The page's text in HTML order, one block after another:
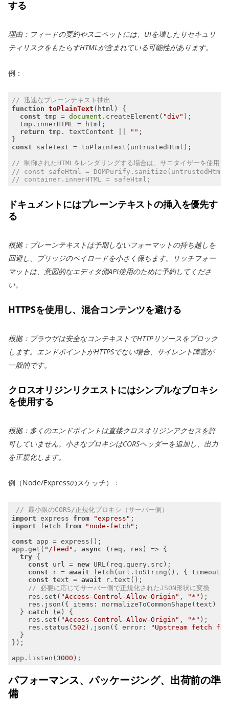
する
理由：フィードの要約やスニペットには、UIを壊したりセキュリ
ティリスクをもたらすHTMLが含まれている可能性があります。
例：
// 迅速なプレーンテキスト抽出
function toPlainText ( html )
const tmp = document .createElement( "div"
return tmp. textContent || ""
const
// 制御されたHTMLをレンダリングする場合は、サニタイザーを使用
// const safeHtml =
// container.innerHTML = safeHtml;
ドキュメントにはプレーンテキストの挿入を優先す
る
根拠：プレーンテキストは予期しないフォーマットの持ち越しを
回避し、ブリッジのペイロードを小さく保ちます。リッチフォー
マットは、意図的なエディタ側API使用のために予約してくださ
い。
HTTPSを使用し、混合コンテンツを避ける
根拠：ブラウザは安全なコンテキストでHTTPリソースをブロック
します。エンドポイントがHTTPSでない場合、サイレント障害が
一般的です。
クロスオリジンリクエストにはシンプルなプロキシ
を使用する
根拠：多くのエンドポイントは直接クロスオリジンアクセスを許
可していません。小さなプロキシはCORSヘッダーを追加し、出力
を正規化します。
例（Node/Expressのスケッチ）：
// 最小限のCORS/正規化プロキシ（サーバー側）
import express from "express"
import fetch from "node-fetch"
const
app.get( "/feed" , async
try
const url = new
const r = await fetch(url.toString(), { timeout
const text = await
// 必要に応じてサーバー側で正規化されたJSON形状に変換
    res.set(
"Access-Control-Allow-Origin" , "*"
    res.json({
items
  }
catch
    res.set(
"Access-Control-Allow-Origin" , "*"
    res.status(
502 ).json({ error:
"Upstream fetch
app.listen(3000 );
パフォーマンス、パッケージング、出荷前の準
備